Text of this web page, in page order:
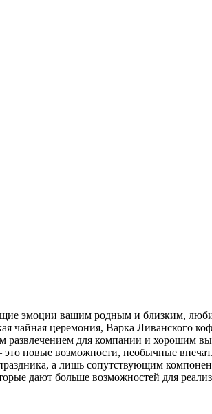
эмоции вашим родным и близким,
чайная церемония, Варка Ливанского
для компании и хорошим
новые возможности, необычные
праздника, а лишь сопутствующим
дают больше возможностей для